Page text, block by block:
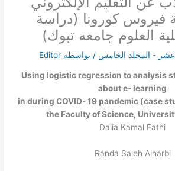
كورونا (دراسة
العلوم جامعه تبوك)
عشر - المجلد الخامس / بواسطة Editor
Using logistic regression to analysis
about e- learning
in during COVID- 19 pandemic (case
the Faculty of Science,
Dalia Kamal Fathi
Randa Saleh Alharbi